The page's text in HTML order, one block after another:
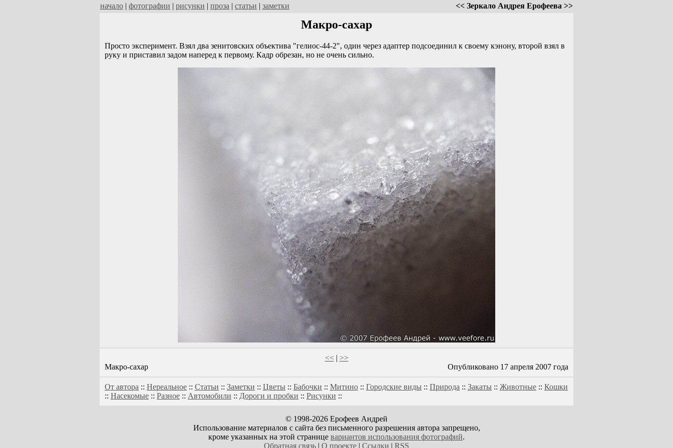
начало | фотографии | рисунки | проза | статьи | заметки << Зеркало Андрея Ерофеева >>
Макро-сахар
Просто эксперимент. Взял два зенитовских объектива "гелиос-44-2", один через адаптер подсоединил к своему кэнону, второй взял в
руку и приставил задом наперед к первому. Кадр обрезан, но не очень сильно.
<<| >>
Макро-сахар
Опубликовано 17 апреля 2007 года
От автора :: Нереальное :: Статьи :: Заметки :: Цветы :: Бабочки :: Митино :: Городские виды :: Природа :: Закаты :: Животные :: Кошки
:: Насекомые :: Разное :: Автомобили :: Дороги и пробки :: Рисунки ::
© 1998-2026 Ерофеев Андрей
Использование материалов с сайта без письменного разрешения автора запрещено,
кроме указанных на этой странице вариантов использования фотографий.
Обратная связь | О проекте | Ссылки | RSS